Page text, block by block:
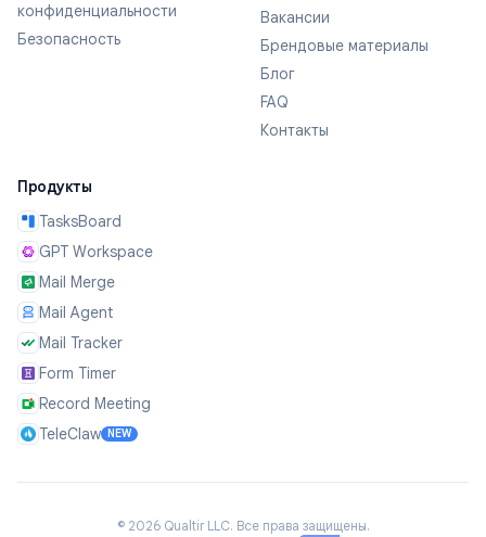
конфиденциальности
Безопасность
Вакансии
Брендовые материалы
Блог
FAQ
Контакты
Продукты
TasksBoard
GPT Workspace
Mail Merge
Mail Agent
Mail Tracker
Form Timer
Record Meeting
TeleClaw NEW
© 2026Qualtir LLC. Все права защищены.